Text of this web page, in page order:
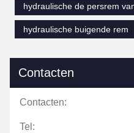
hydraulische de persrem
hydraulische buigende rem
Contacten
Contacten:
Tel: